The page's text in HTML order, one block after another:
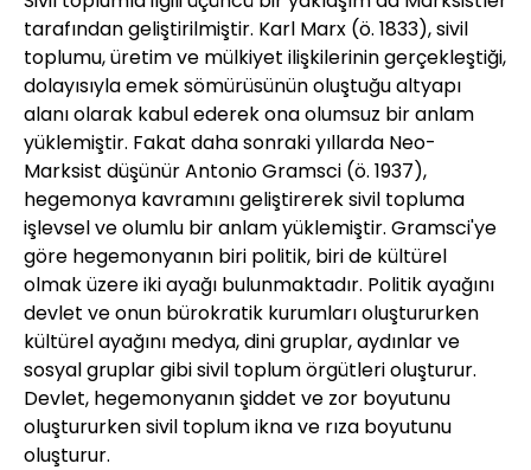
tarafından geliştirilmiştir. Karl Marx (ö. 1833), sivil
toplumu, üretim ve mülkiyet ilişkilerinin gerçekleştiği,
dolayısıyla emek sömürüsünün oluştuğu altyapı
alanı olarak kabul ederek ona olumsuz bir anlam
yüklemiştir. Fakat daha sonraki yıllarda Neo-
Marksist düşünür Antonio Gramsci (ö. 1937),
hegemonya kavramını geliştirerek sivil topluma
işlevsel ve olumlu bir anlam yüklemiştir. Gramsci'ye
göre hegemonyanın biri politik, biri de kültürel
olmak üzere iki ayağı bulunmaktadır. Politik ayağını
devlet ve onun bürokratik kurumları oluştururken
kültürel ayağını medya, dini gruplar, aydınlar ve
sosyal gruplar gibi sivil toplum örgütleri oluşturur.
Devlet, hegemonyanın şiddet ve zor boyutunu
oluştururken sivil toplum ikna ve rıza boyutunu
oluşturur.